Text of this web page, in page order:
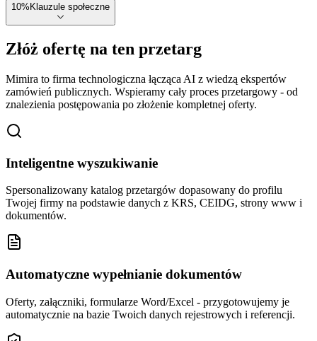
10% Klauzule społeczne
Złóż ofertę na ten przetarg
Mimira to firma technologiczna łącząca AI z wiedzą ekspertów
zamówień publicznych. Wspieramy cały proces przetargowy - od
znalezienia postępowania po złożenie kompletnej oferty.
Inteligentne wyszukiwanie
Spersonalizowany katalog przetargów dopasowany do profilu
Twojej firmy na podstawie danych z KRS, CEIDG, strony www i
dokumentów.
Automatyczne wypełnianie dokumentów
Oferty, załączniki, formularze Word/Excel - przygotowujemy je
automatycznie na bazie Twoich danych rejestrowych i referencji.